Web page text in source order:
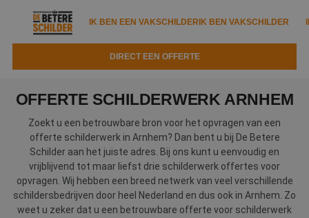
IK BEN EEN VAKSCHILDERIK BEN VAKSCHILDER
DIRECT EEN OFFERTE
Tools
Kennisbank
Zoeken naar een schilder
Tips
Garantie
DIRECT EEN OFFERTE
Over ons
OFFERTE SCHILDERWERK ARNHEM
Zoekt u een betrouwbare bron voor het opvragen van een
offerte schilderwerk in Arnhem? Dan bent u bij De Betere
Schilder aan het juiste adres. Bij ons kunt u eenvoudig en
vrijblijvend tot maar liefst drie schilderwerk offertes voor
opvragen. Wij hebben een breed netwerk van veel verschillende
schildersbedrijven door heel Nederland en dus ook in Arnhem. Zo
weet u zeker dat u een betrouwbare offerte voor schilderwerk